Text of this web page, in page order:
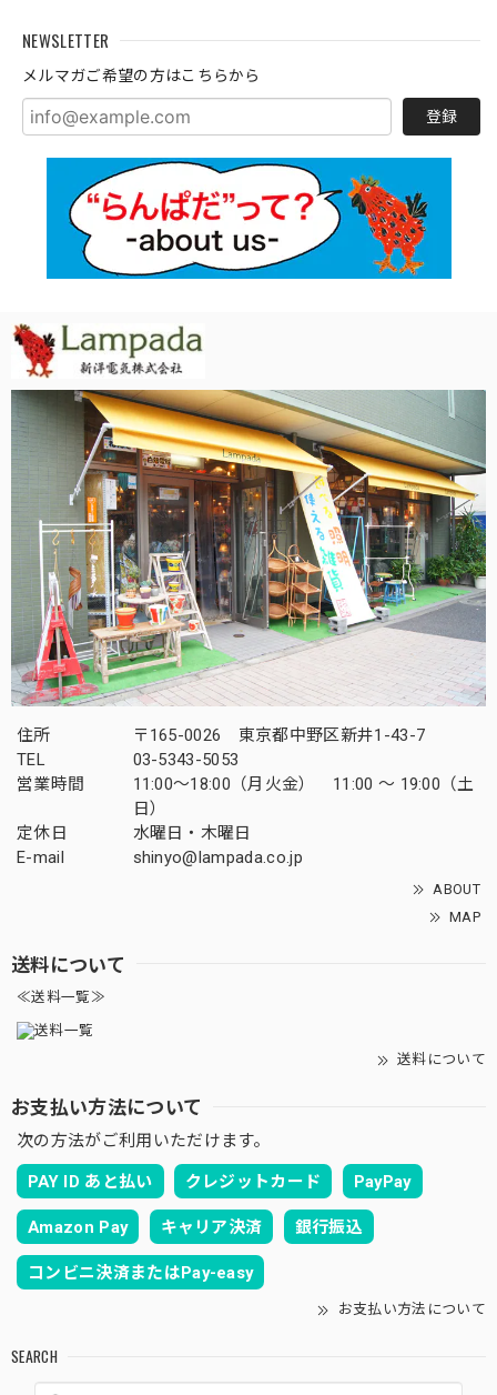
NEWSLETTER
メルマガご希望の方はこちらから
登録
住所
〒165-0026 東京都中野区新井1-43-7
TEL
03-5343-5053
営業時間
11:00～18:00（月火金） 11:00 ～ 19:00（土
日）
定休日
水曜日・木曜日
E-mail
shinyo@lampada.co.jp
ABOUT
MAP
送料について
≪送料一覧≫
送料について
お支払い方法について
次の方法がご利用いただけます。
PAY ID あと払い クレジットカード PayPay
Amazon Pay キャリア決済 銀行振込
コンビニ決済またはPay-easy
お支払い方法について
SEARCH